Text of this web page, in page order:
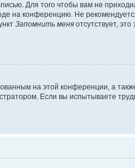
Для того чтобы вам не
на конференцию. Не
Запомнить меня отсутствует,
на этой конференции, а
Если вы испытываете